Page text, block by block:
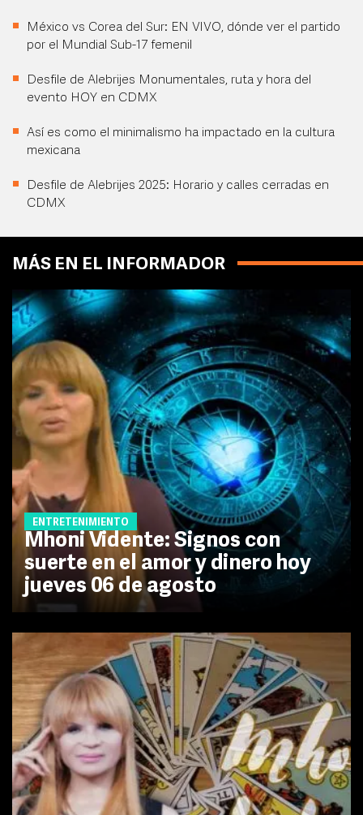
México vs Corea del Sur: EN VIVO, dónde ver el partido
por el Mundial Sub-17 femenil
Desfile de Alebrijes Monumentales, ruta y hora del
evento HOY en CDMX
Así es como el minimalismo ha impactado en la cultura
mexicana
Desfile de Alebrijes 2025: Horario y calles cerradas en
CDMX
MÁS EN EL INFORMADOR
ENTRETENIMIENTO
Mhoni Vidente: Signos con
suerte en el amor y dinero hoy
jueves 06 de agosto